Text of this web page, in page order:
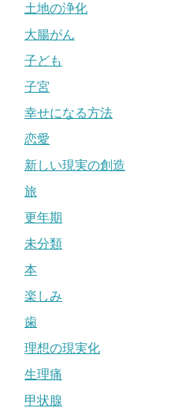
土地の浄化
大腸がん
子ども
子宮
幸せになる方法
恋愛
新しい現実の創造
旅
更年期
未分類
本
楽しみ
歯
理想の現実化
生理痛
甲状腺